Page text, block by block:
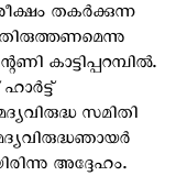
തകർക്കുന്ന
കാട്ടിപ്പറമ്പിൽ.
സമിതി
അദ്ദേഹം.